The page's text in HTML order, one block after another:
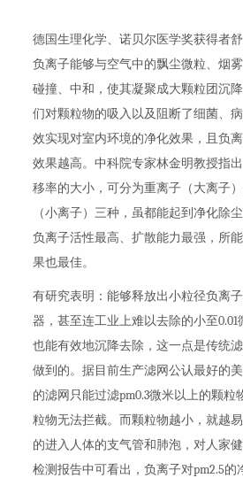
德国生理化学、诺贝尔医学奖获得者
负离子能够与空气中的飘尘微粒、烟
碰撞、中和，使其凝聚成大颗粒团沉
们对颗粒物的吸入以及阻断了细菌、
效实现对室内环境的净化效果，且负
效果越高。中科院专家林金明教授指
移率的大小，可分为重离子（大离子
（小离子）三种，虽都能起到净化除
负离子活性最高、扩散能力最强，所
果也最佳。
有研究表明：能够释放出小粒径负离
器，甚至连工业上难以去除的小至0.01
也能有效地沉降去除，这一点是传统
做到的。据目前生产滤网公认最好的
的滤网只能过滤pm0.3微米以上的颗粒
粒物无法拦截。而颗粒物越小，就越
的进入人体的支气管和肺泡，对人家
检测报告中可看出，负离子对pm2.5的